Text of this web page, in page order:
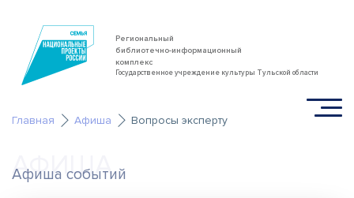
Региональный
библиотечно-информационный
комплекс
Государственное учреждение культуры Тульской области
Главная Афиша Вопросы эксперту
Афиша событий
АФИША